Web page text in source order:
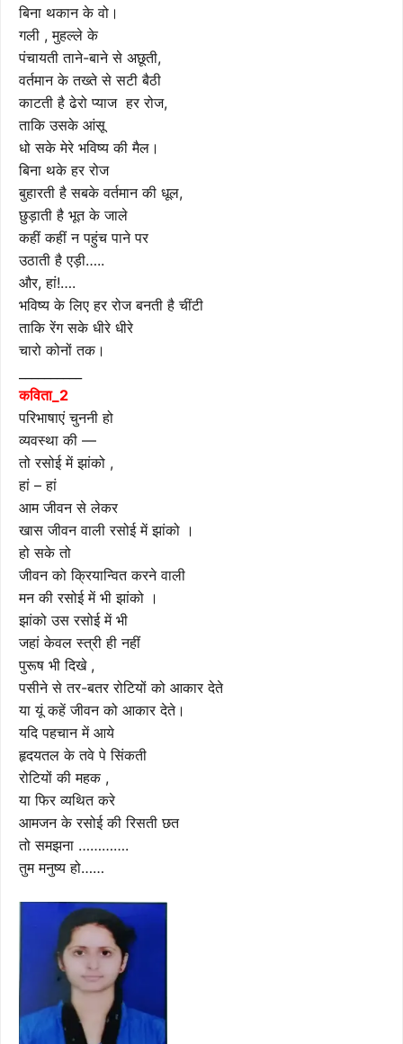
बिना थकान के वो।
गली , मुहल्ले के
पंचायती ताने-बाने से अछूती,
वर्तमान के तख्ते से सटी बैठी
काटती है ढेरो प्याज हर रोज,
ताकि उसके आंसू
धो सके मेरे भविष्य की मैल।
बिना थके हर रोज
बुहारती है सबके वर्तमान की धूल,
छुड़ाती है भूत के जाले
कहीं कहीं न पहुंच पाने पर
उठाती है एड़ी…..
और, हां!….
भविष्य के लिए हर रोज बनती है चींटी
ताकि रेंग सके धीरे धीरे
चारो कोनों तक।
कविता_2
परिभाषाएं चुननी हो
व्यवस्था की —
तो रसोई में झांको ,
हां – हां
आम जीवन से लेकर
खास जीवन वाली रसोई में झांको ।
हो सके तो
जीवन को क्रियान्वित करने वाली
मन की रसोई में भी झांको ।
झांको उस रसोई में भी
जहां केवल स्त्री ही नहीं
पुरूष भी दिखे ,
पसीने से तर-बतर रोटियों को आकार देते
या यूं कहें जीवन को आकार देते।
यदि पहचान में आये
हृदयतल के तवे पे सिंकती
रोटियों की महक ,
या फिर व्यथित करे
आमजन के रसोई की रिसती छत
तो समझना ………….
तुम मनुष्य हो……